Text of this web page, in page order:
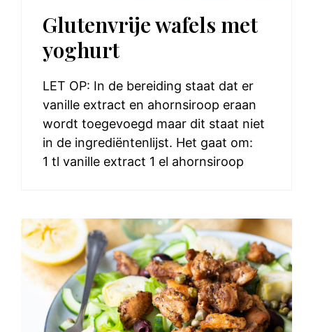
Glutenvrije wafels met
yoghurt
LET OP: In de bereiding staat dat er
vanille extract en ahornsiroop eraan
wordt toegevoegd maar dit staat niet
in de ingrediëntenlijst. Het gaat om:
1 tl vanille extract 1 el ahornsiroop